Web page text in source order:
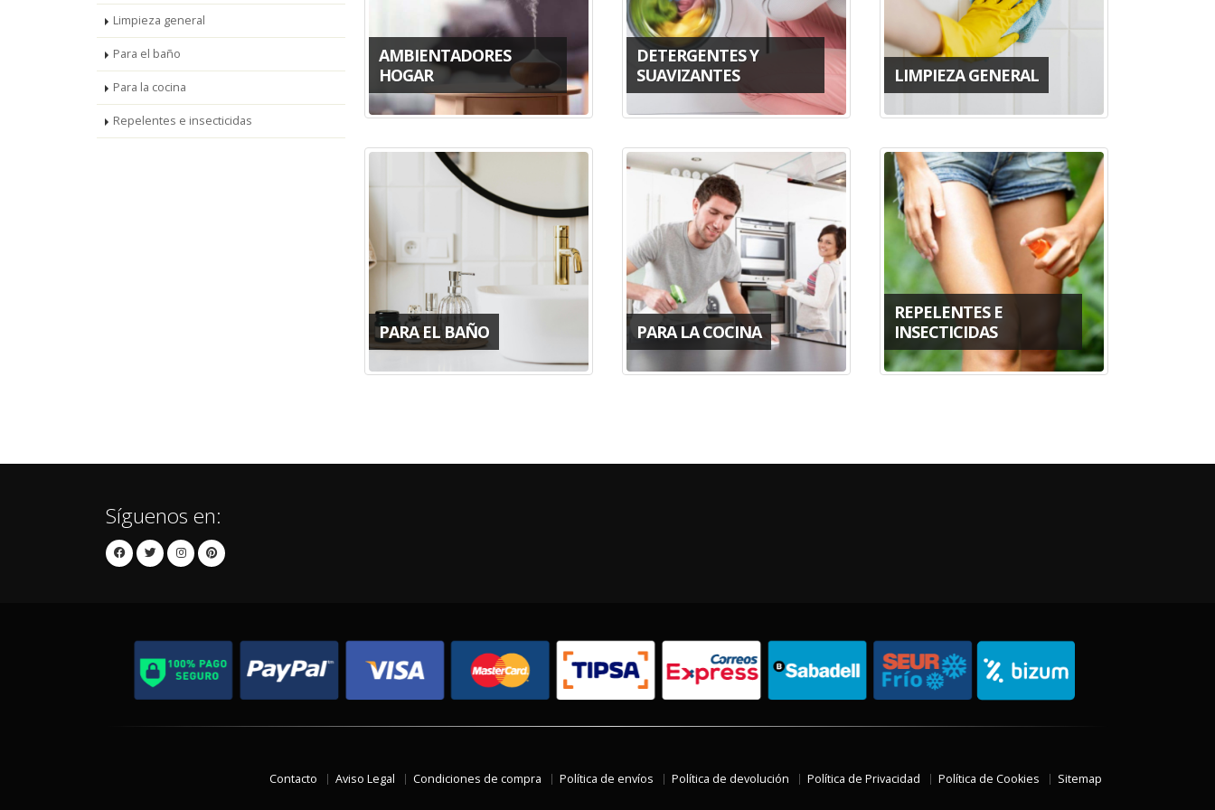
Limpieza general
Para el baño
Para la cocina
Repelentes e insecticidas
AMBIENTADORES
HOGAR
DETERGENTES Y
SUAVIZANTES
LIMPIEZA GENERAL
PARA EL BAÑO PARA LA COCINA
REPELENTES E
INSECTICIDAS
Síguenos en:
Contacto Aviso Legal Condiciones de compra Política de envíos Política de devolución Política de Privacidad Política de Cookies Sitemap